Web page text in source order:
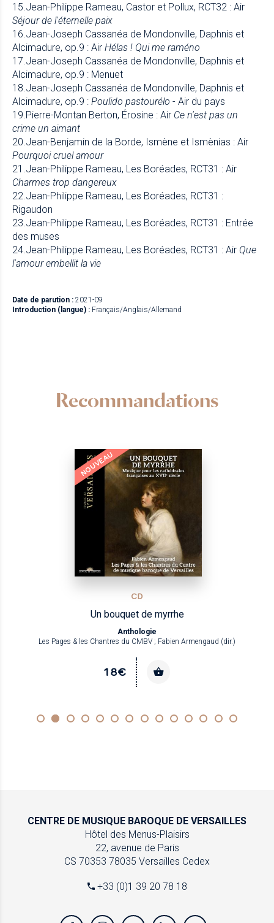
15.Jean-Philippe Rameau, Castor et Pollux, RCT32 : Air
Séjour de l'éternelle paix
16.Jean-Joseph Cassanéa de Mondonville, Daphnis et
Alcimadure, op.9 : Air Hélas ! Qui me raméno
17.Jean-Joseph Cassanéa de Mondonville, Daphnis et
Alcimadure, op.9 : Menuet
18.Jean-Joseph Cassanéa de Mondonville, Daphnis et
Alcimadure, op.9 : Poulido pastourélo - Air du pays
19.Pierre-Montan Berton, Érosine : Air Ce n'est pas un
crime un aimant
20.Jean-Benjamin de la Borde, Ismène et Ismènias : Air
Pourquoi cruel amour
21.Jean-Philippe Rameau, Les Boréades, RCT31 : Air
Charmes trop dangereux
22.Jean-Philippe Rameau, Les Boréades, RCT31 :
Rigaudon
23.Jean-Philippe Rameau, Les Boréades, RCT31 : Entrée
des muses
24.Jean-Philippe Rameau, Les Boréades, RCT31 : Air Que
l'amour embellit la vie
Date de parution : 2021-09
Introduction (langue) : Français/Anglais/Allemand
Recommandations
NOUVEAU
CD
Un bouquet de myrrhe
Anthologie
Les Pages & les Chantres du CMBV ; Fabien Armengaud (dir.)
18€
CENTRE DE MUSIQUE BAROQUE DE VERSAILLES
Hôtel des Menus-Plaisirs
22, avenue de Paris
CS 70353 78035 Versailles Cedex
+33 (0)1 39 20 78 18